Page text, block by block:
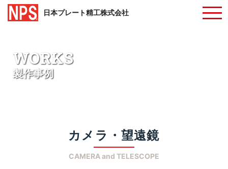
日本プレート精工株式会社
WORKS
製作事例
カメラ・望遠鏡
CAMERA and TELESCOPE